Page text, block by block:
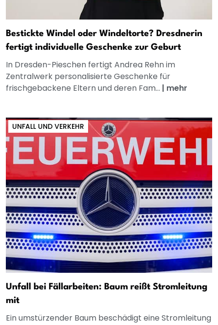
Bestickte Windel oder Windeltorte? Dresdnerin
fertigt individuelle Geschenke zur Geburt
In Dresden-Pieschen fertigt Andrea Rehn im
Zentralwerk personalisierte Geschenke für
frischgebackene Eltern und deren Fam... | mehr
UNFALL UND VERKEHR
Unfall bei Fällarbeiten: Baum reißt Stromleitung
mit
Ein umstürzender Baum beschädigt eine Stromleitung